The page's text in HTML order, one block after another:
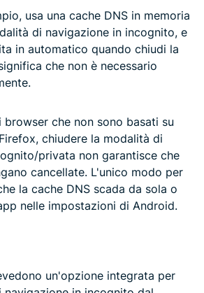
usa una cache DNS in memoria
di navigazione in incognito, e
in automatico quando chiudi la
che non è necessario
browser che non sono basati su
chiudere la modalità di
privata non garantisce che
cancellate. L'unico modo per
la cache DNS scada da sola o
nelle impostazioni di Android.
un'opzione integrata per